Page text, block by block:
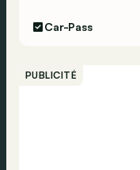
Car-Pass
PUBLICITÉ